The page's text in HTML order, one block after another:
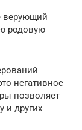
верующий
родовую
негативное
позволяет
и других